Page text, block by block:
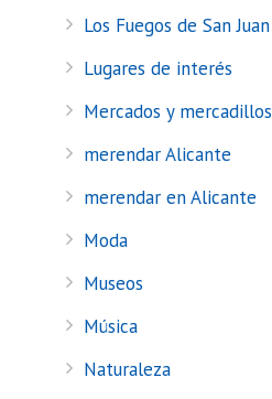
Los Fuegos de San Juan
Lugares de interés
Mercados y mercadillos
merendar Alicante
merendar en Alicante
Moda
Museos
Música
Naturaleza